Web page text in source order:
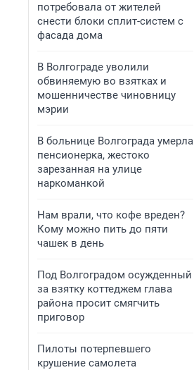
потребовала от жителей
снести блоки сплит-систем с
фасада дома
В Волгограде уволили
обвиняемую во взятках и
мошенничестве чиновницу
мэрии
В больнице Волгограда умерла
пенсионерка, жестоко
зарезанная на улице
наркоманкой
Нам врали, что кофе вреден?
Кому можно пить до пяти
чашек в день
Под Волгоградом осужденный
за взятку коттеджем глава
района просит смягчить
приговор
Пилоты потерпевшего
крушение самолета